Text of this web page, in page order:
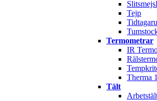
Tejp
Termometrar
IR
Therma 1
Tält